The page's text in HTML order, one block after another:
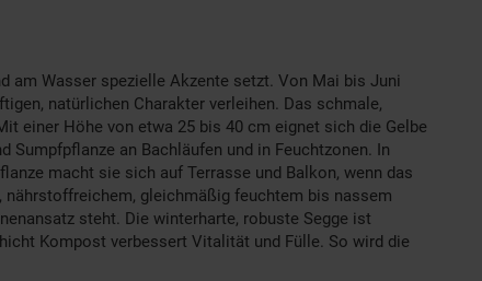
am Wasser spezielle Akzente setzt. Von Mai bis Juni
natürlichen Charakter verleihen. Das schmale,
einer Höhe von etwa 25 bis 40 cm eignet sich die Gelbe
Sumpfpflanze an Bachläufen und in Feuchtzonen. In
macht sie sich auf Terrasse und Balkon, wenn das
gleichmäßig feuchtem bis nassem
steht. Die winterharte, robuste Segge ist
Kompost verbessert Vitalität und Fülle. So wird die